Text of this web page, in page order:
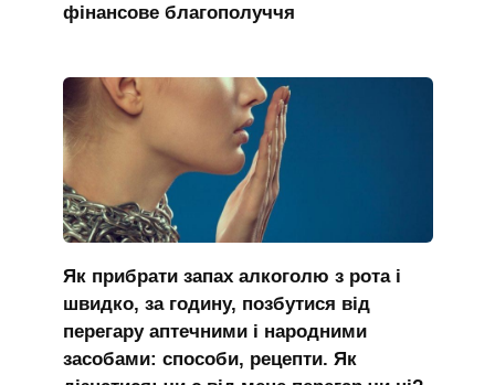
фінансове благополуччя
Як прибрати запах алкоголю з рота і
швидко, за годину, позбутися від
перегару аптечними і народними
засобами: способи, рецепти. Як